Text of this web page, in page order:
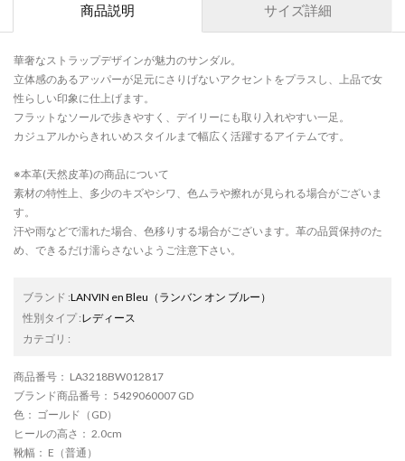
商品説明 サイズ詳細
華奢なストラップデザインが魅力のサンダル。
立体感のあるアッパーが足元にさりげないアクセントをプラスし、上品で女
性らしい印象に仕上げます。
フラットなソールで歩きやすく、デイリーにも取り入れやすい一足。
カジュアルからきれいめスタイルまで幅広く活躍するアイテムです。
※本革(天然皮革)の商品について
素材の特性上、多少のキズやシワ、色ムラや擦れが見られる場合がございま
す。
汗や雨などで濡れた場合、色移りする場合がございます。革の品質保持のた
め、できるだけ濡らさないようご注意下さい。
ブランド :LANVIN en Bleu （ランバン オン ブルー）
性別タイプ:レディース
カテゴリ :
商品番号 ： LA3218BW012817
ブランド商品番号 ： 5429060007 GD
色 ： ゴールド（GD）
ヒールの高さ ： 2.0cm
靴幅 ： E（普通）